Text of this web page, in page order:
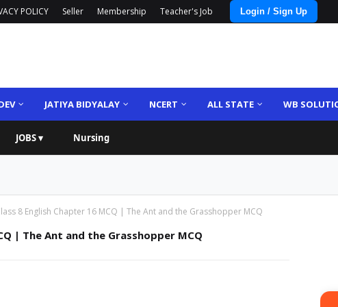
POLICY Seller Membership Teacher's Job Login / Sign Up
JATIYA BIDYALAY NCERT ALL STATE WB
JOBS ▾ Nursing
8 English Chapter 16 MCQ | The Ant and the Grasshopper MCQ
| The Ant and the Grasshopper MCQ